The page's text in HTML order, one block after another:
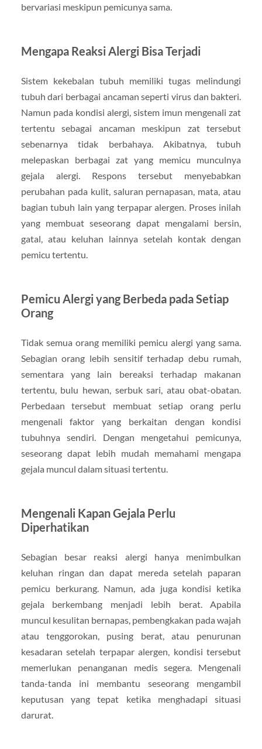
bervariasi meskipun pemicunya sama.
Mengapa Reaksi Alergi Bisa Terjadi
Sistem kekebalan tubuh memiliki tugas melindungi
tubuh dari berbagai ancaman seperti virus dan bakteri.
Namun pada kondisi alergi, sistem imun mengenali zat
tertentu sebagai ancaman meskipun zat tersebut
sebenarnya tidak berbahaya. Akibatnya, tubuh
melepaskan berbagai zat yang memicu munculnya
gejala alergi. Respons tersebut menyebabkan
perubahan pada kulit, saluran pernapasan, mata, atau
bagian tubuh lain yang terpapar alergen. Proses inilah
yang membuat seseorang dapat mengalami bersin,
gatal, atau keluhan lainnya setelah kontak dengan
pemicu tertentu.
Pemicu Alergi yang Berbeda pada Setiap
Orang
Tidak semua orang memiliki pemicu alergi yang sama.
Sebagian orang lebih sensitif terhadap debu rumah,
sementara yang lain bereaksi terhadap makanan
tertentu, bulu hewan, serbuk sari, atau obat-obatan.
Perbedaan tersebut membuat setiap orang perlu
mengenali faktor yang berkaitan dengan kondisi
tubuhnya sendiri. Dengan mengetahui pemicunya,
seseorang dapat lebih mudah memahami mengapa
gejala muncul dalam situasi tertentu.
Mengenali Kapan Gejala Perlu
Diperhatikan
Sebagian besar reaksi alergi hanya menimbulkan
keluhan ringan dan dapat mereda setelah paparan
pemicu berkurang. Namun, ada juga kondisi ketika
gejala berkembang menjadi lebih berat. Apabila
muncul kesulitan bernapas, pembengkakan pada wajah
atau tenggorokan, pusing berat, atau penurunan
kesadaran setelah terpapar alergen, kondisi tersebut
memerlukan penanganan medis segera. Mengenali
tanda-tanda ini membantu seseorang mengambil
keputusan yang tepat ketika menghadapi situasi
darurat.